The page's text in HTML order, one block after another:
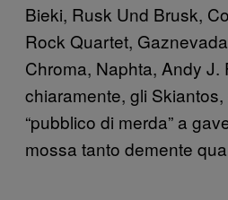
Bieki, Rusk Und Brusk,
Rock Quartet,
Chroma, Naphta, Andy J.
chiaramente, gli
“pubblico di merda” a
mossa tanto demente